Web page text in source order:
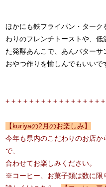
ほかにも鉄フライパン・ター
わりのフレンチトーストや、
た発酵あんこで、あんバター
おやつ作りを愉しんでもいいで
+ + + + + + + + + + + + + + + +
【kuriyaの2月のお楽しみ】
今年も県内のこだわりのお店
で、
合わせてお楽しみください。
※コーヒー、お菓子類は数に限